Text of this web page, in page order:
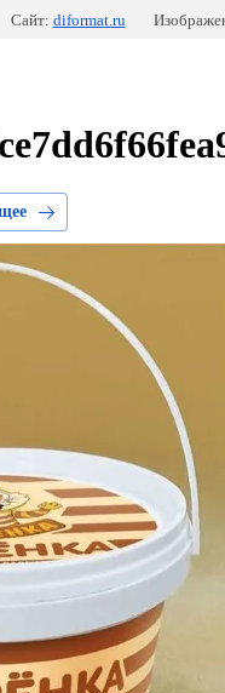
Сайт: diformat.ru